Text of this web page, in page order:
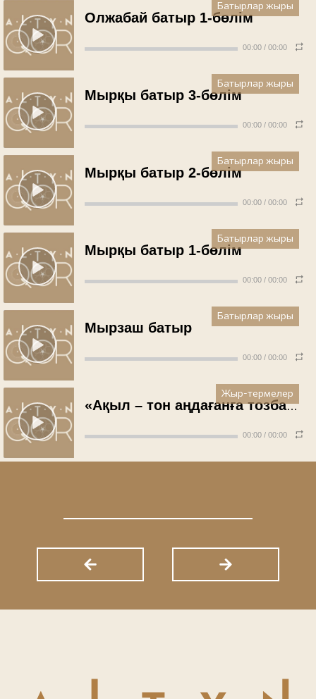
Олжабай батыр 1-бөлім
00:00 / 00:00
Батырлар жыры
Мырқы батыр 3-бөлім
00:00 / 00:00
Батырлар жыры
Мырқы батыр 2-бөлім
00:00 / 00:00
Батырлар жыры
Мырқы батыр 1-бөлім
00:00 / 00:00
Батырлар жыры
Мырзаш батыр
00:00 / 00:00
Батырлар жыры
«Ақыл – тон аңдағанға тозбайтұғын» термесі (1972 жыл)
00:00 / 00:00
Жыр-термелер